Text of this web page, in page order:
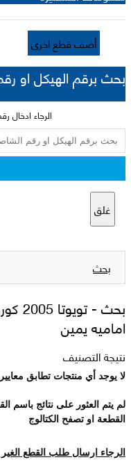
أضف قطع اخرى
بحث برقم الهيكل او
الرجاء ادخال
غلق
بحث
بحث -
اماميه يمين
نتيجة التصنيف
لا يوجد أي منتجات تطابق
لم يتم العثور على نتائج باسم
القطعة او تصفح الكتالوج
الرجاء ارسال طلب القطع